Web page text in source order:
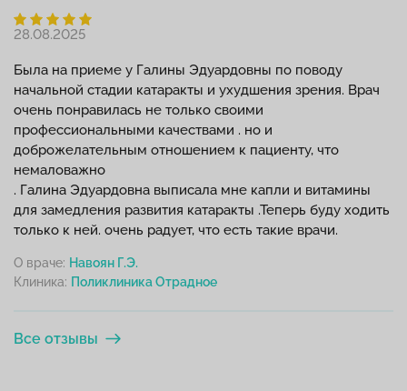
28.08.2025
Была на приеме у Галины Эдуардовны по поводу
начальной стадии катаракты и ухудшения зрения. Врач
очень понравилась не только своими
профессиональными качествами . но и
доброжелательным отношением к пациенту, что
немаловажно
. Галина Эдуардовна выписала мне капли и витамины
для замедления развития катаракты .Теперь буду ходить
только к ней. очень радует, что есть такие врачи.
О враче: Навоян Г.Э.
Клиника:
Все отзывы